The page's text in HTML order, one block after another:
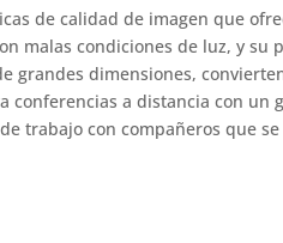
de calidad de imagen que
malas condiciones de luz, y su
grandes dimensiones,
conferencias a distancia con un
trabajo con compañeros que